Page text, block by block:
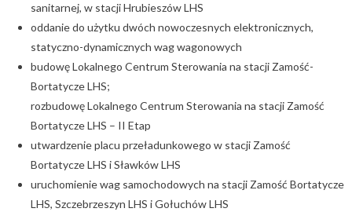
sanitarnej, w stacji Hrubieszów LHS
oddanie do użytku dwóch nowoczesnych elektronicznych,
statyczno-dynamicznych wag wagonowych
budowę Lokalnego Centrum Sterowania na stacji Zamość-
Bortatycze LHS;
rozbudowę Lokalnego Centrum Sterowania na stacji Zamość
Bortatycze LHS – II Etap
utwardzenie placu przeładunkowego w stacji Zamość
Bortatycze LHS i Sławków LHS
uruchomienie wag samochodowych na stacji Zamość Bortatycze
LHS, Szczebrzeszyn LHS i Gołuchów LHS